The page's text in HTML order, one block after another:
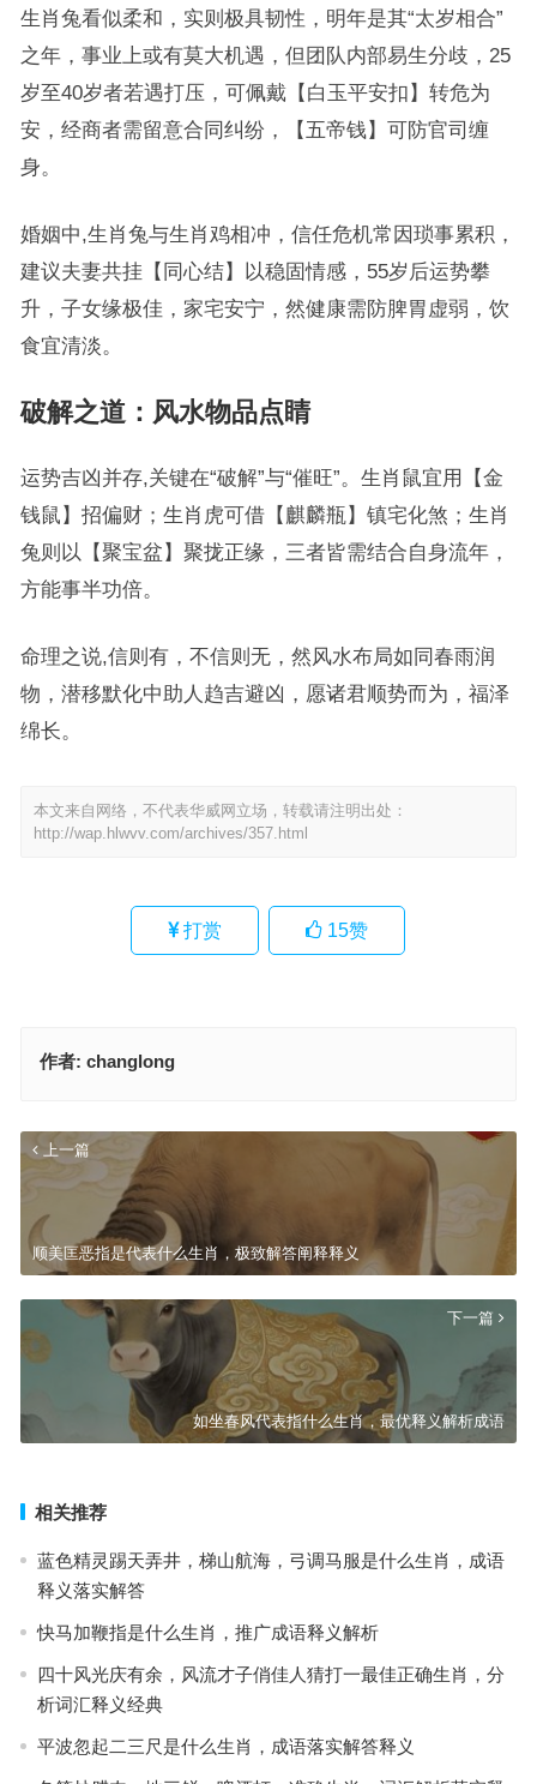
生肖兔看似柔和，实则极具韧性，明年是其“太岁相合”
之年，事业上或有莫大机遇，但团队内部易生分歧，25
岁至40岁者若遇打压，可佩戴【白玉平安扣】转危为
安，经商者需留意合同纠纷，【五帝钱】可防官司缠
身。
婚姻中,生肖兔与生肖鸡相冲，信任危机常因琐事累积，
建议夫妻共挂【同心结】以稳固情感，55岁后运势攀
升，子女缘极佳，家宅安宁，然健康需防脾胃虚弱，饮
食宜清淡。
破解之道：风水物品点睛
运势吉凶并存,关键在“破解”与“催旺”。生肖鼠宜用【金
钱鼠】招偏财；生肖虎可借【麒麟瓶】镇宅化煞；生肖
兔则以【聚宝盆】聚拢正缘，三者皆需结合自身流年，
方能事半功倍。
命理之说,信则有，不信则无，然风水布局如同春雨润
物，潜移默化中助人趋吉避凶，愿诸君顺势而为，福泽
绵长。
本文来自网络，不代表华威网立场，转载请注明出处：
http://wap.hlwvv.com/archives/357.html
打赏 15赞
作者: changlong
上一篇
顺美匡恶指是代表什么生肖，极致解答阐释释义
下一篇
如坐春风代表指什么生肖，最优释义解析成语
相关推荐
蓝色精灵踢天弄井，梯山航海，弓调马服是什么生肖，成语
释义落实解答
快马加鞭指是什么生肖，推广成语释义解析
四十风光庆有余，风流才子俏佳人猜打一最佳正确生肖，分
析词汇释义经典
平波忽起二三尺是什么生肖，成语落实解答释义